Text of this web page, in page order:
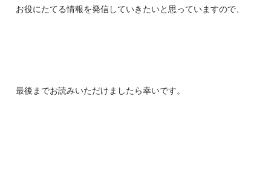
お役にたてる情報を発信していきたいと思っていますので、
最後までお読みいただけましたら幸いです。